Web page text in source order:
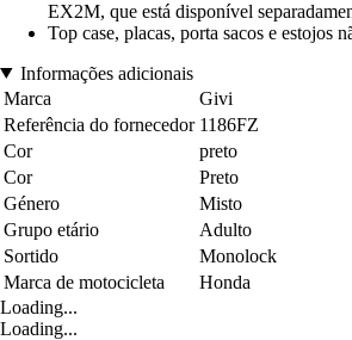
EX2M, que está disponível
Top case, placas, porta sacos e estojos
Informações adicionais
Marca
Givi
Referência do fornecedor 1186FZ
Cor
preto
Cor
Preto
Género
Misto
Grupo etário
Adulto
Sortido
Monolock
Marca de motocicleta
Honda
Loading...
Loading...